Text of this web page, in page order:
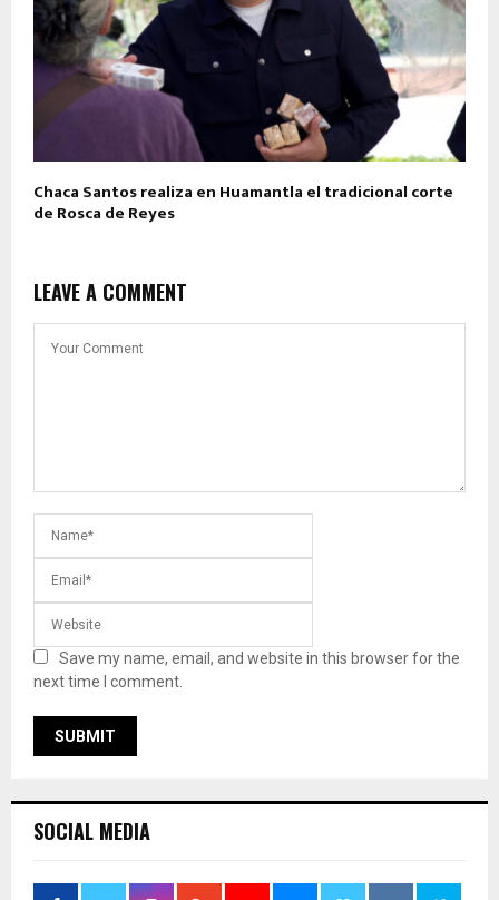
Chaca Santos realiza en Huamantla el tradicional corte
de Rosca de Reyes
LEAVE A COMMENT
Save my name, email, and website in this browser for the
next time I comment.
SOCIAL MEDIA